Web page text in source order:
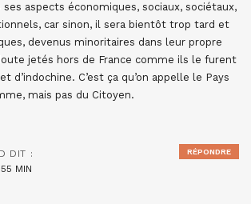
ses aspects économiques, sociaux, sociétaux,
car sinon, il sera bientôt trop tard et
devenus minoritaires dans leur propre
jetés hors de France comme ils le furent
et d’indochine. C’est ça qu’on appelle le Pays
mais pas du Citoyen.
DIT :
MIN
RÉPONDRE